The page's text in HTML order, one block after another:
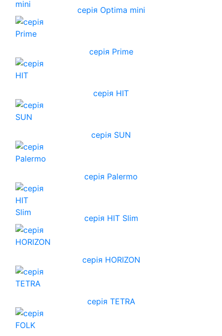
серія Optima mini
серія Prime
серія HIT
серія SUN
серія Palermo
серія HIT Slim
cерія HORIZON
серія TETRA